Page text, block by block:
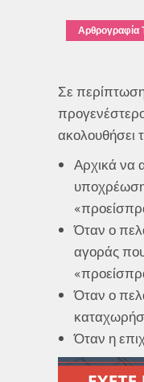
Αρθρογραφία
Σε
ακολουθήσει
Αρχικά να
υποχρέωση
Όταν ο
αγοράς
Όταν ο
Όταν η